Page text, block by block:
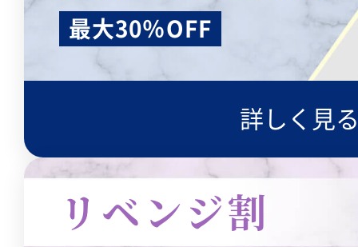
最大30％OFF
詳しく見
リベンジ割